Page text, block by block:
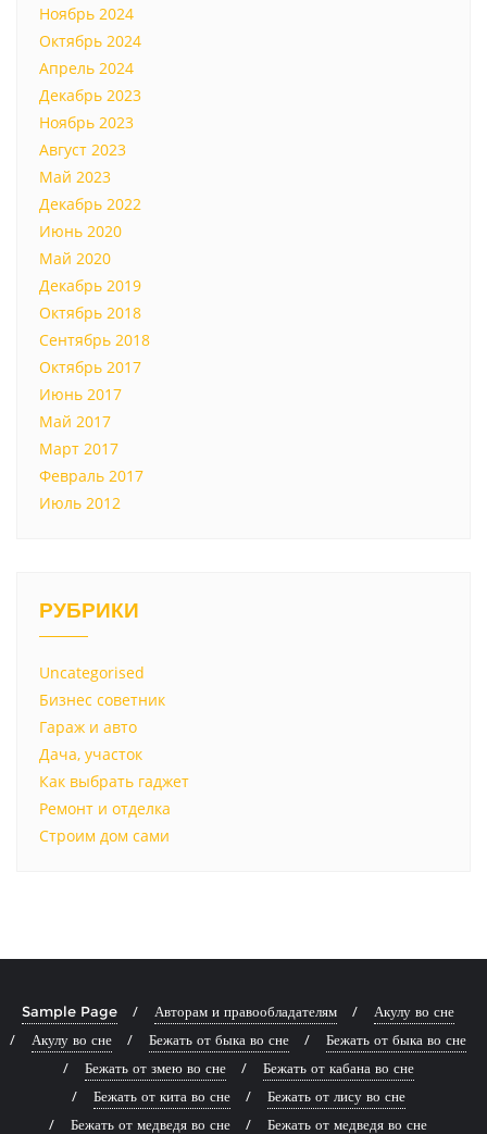
Ноябрь 2024
Октябрь 2024
Апрель 2024
Декабрь 2023
Ноябрь 2023
Август 2023
Май 2023
Декабрь 2022
Июнь 2020
Май 2020
Декабрь 2019
Октябрь 2018
Сентябрь 2018
Октябрь 2017
Июнь 2017
Май 2017
Март 2017
Февраль 2017
Июль 2012
РУБРИКИ
Uncategorised
Бизнес советник
Гараж и авто
Дача, участок
Как выбрать гаджет
Ремонт и отделка
Строим дом сами
Sample Page Авторам и правообладателям
Акулу во сне
Акулу во сне
Бежать от быка во сне
Бежать от быка во сне
Бежать от змею во сне
Бежать от кабана во сне
Бежать от кита во сне
Бежать от лису во сне
Бежать от медведя во сне
Бежать от медведя во сне